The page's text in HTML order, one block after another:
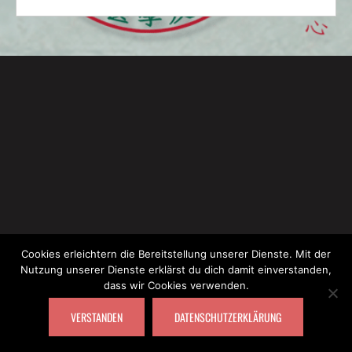
DATENSCHUTZERKLÄRUNG
Cookies erleichtern die Bereitstellung unserer Dienste. Mit der
Nutzung unserer Dienste erklärst du dich damit einverstanden,
dass wir Cookies verwenden.
VERSTANDEN DATENSCHUTZERKLÄRUNG